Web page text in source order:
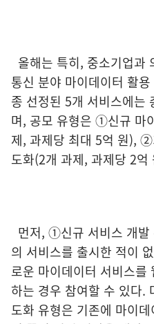
올해는 특히, 중소기업과
통신 분야 마이데이터 활
종 선정된 5개 서비스에는
며, 공모 유형은 ➀신규 마
제, 과제당 최대 5억 원),
도화(2개 과제, 과제당 2억
먼저, ➀신규 서비스 개발
의 서비스를 출시한 적이
로운 마이데이터 서비스를
하는 경우 참여할 수 있다
도화 유형은 기존에 마이